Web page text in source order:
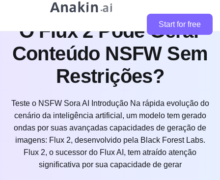
Start for free
O Flux 2 Pode Gerar
Conteúdo NSFW Sem
Restrições?
Teste o NSFW Sora AI Introdução Na rápida evolução do
cenário da inteligência artificial, um modelo tem gerado
ondas por suas avançadas capacidades de geração de
imagens: Flux 2, desenvolvido pela Black Forest Labs.
Flux 2, o sucessor do Flux AI, tem atraído atenção
significativa por sua capacidade de gerar